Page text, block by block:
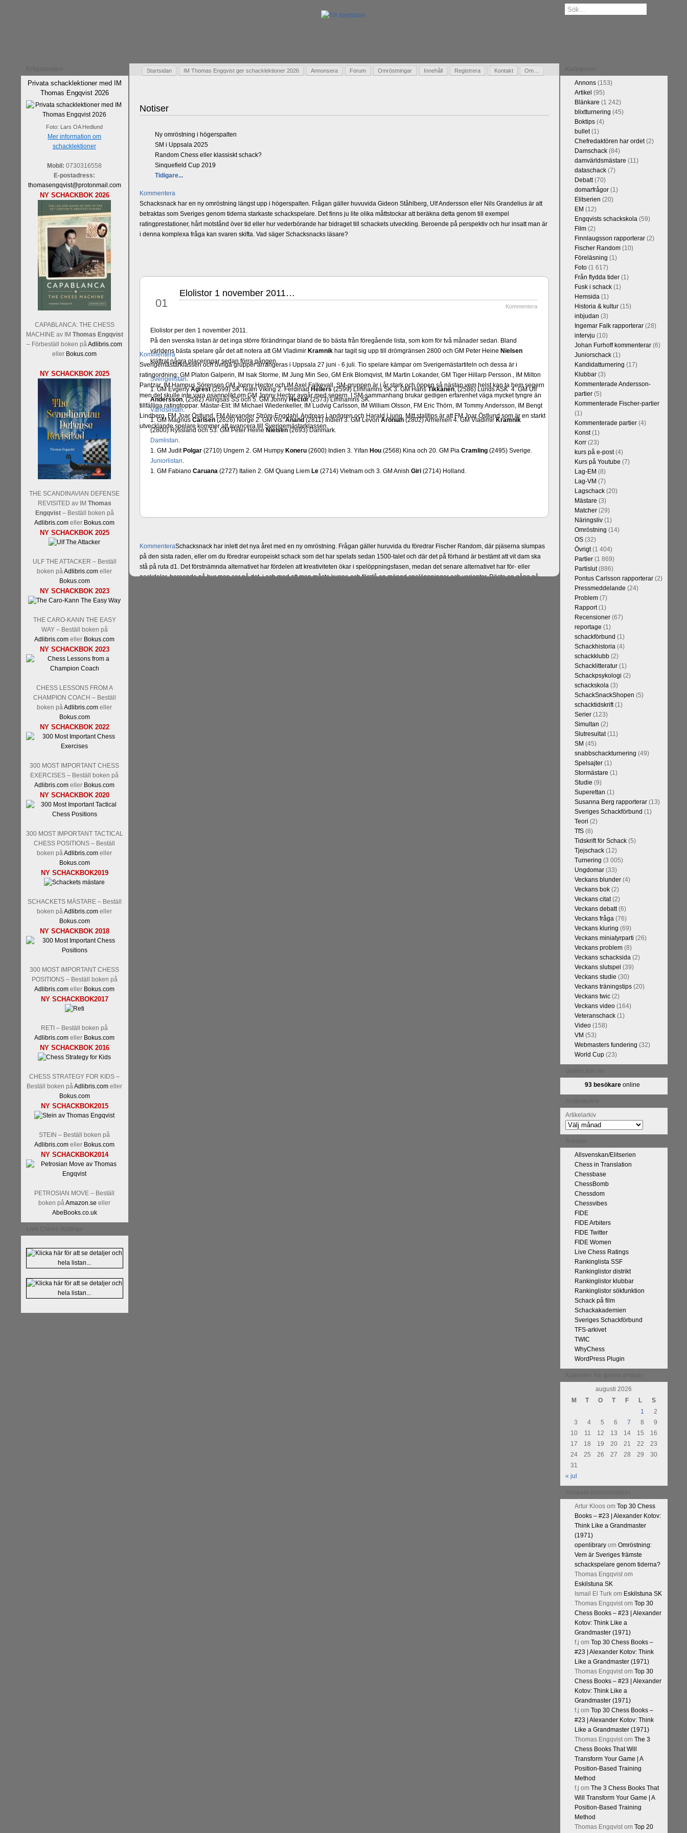
Privata schacklektioner med IM
Thomas Engqvist 2026
Foto: Lars OA Hedlund
Mer information om
schacklektioner
Mobil: 0730316558
E-postadress:
thomasengqvist@protonmail.com
NY SCHACKBOK 2026
CAPABLANCA: THE CHESS
MACHINE av IM Thomas Engqvist
– Förbeställ boken påAdlibris.com
eller Bokus.com
NY SCHACKBOK 2025
THE SCANDINAVIAN DEFENSE
REVISITED av IM Thomas
Engqvist– Beställ boken på
Adlibris.com eller Bokus.com
NY SCHACKBOK 2025
ULF THE ATTACKER – Beställ
boken på Adlibris.com eller
Bokus.com
NY SCHACKBOK 2023
THE CARO-KANN THE EASY
WAY – Beställ boken på
Adlibris.com eller Bokus.com
NY SCHACKBOK 2023
CHESS LESSONS FROM A
CHAMPION COACH – Beställ
boken på Adlibris.com eller
Bokus.com
NY SCHACKBOK 2022
300 MOST IMPORTANT CHESS
EXERCISES – Beställ boken på
Adlibris.com eller Bokus.com
NY SCHACKBOK 2020
300 MOST IMPORTANT TACTICAL
CHESS POSITIONS – Beställ
boken på Adlibris.com eller
Bokus.com
NY SCHACKBOK2019
SCHACKETS MÄSTARE – Beställ
boken på Adlibris.com eller
Bokus.com
NY SCHACKBOK 2018
300 MOST IMPORTANT CHESS
POSITIONS – Beställ boken på
Adlibris.com eller Bokus.com
NY SCHACKBOK2017
RETI – Beställ boken på
Adlibris.com eller Bokus.com
NY SCHACKBOK 2016
CHESS STRATEGY FOR KIDS –
Beställ boken på Adlibris.com eller
Bokus.com
NY SCHACKBOK2015
STEIN – Beställ boken på
Adlibris.com eller Bokus.com
NY SCHACKBOK2014
PETROSIAN MOVE – Beställ
boken på Amazon.se eller
AbeBooks.co.uk
Startsidan IM Thomas Engqvist ger schacklektioner 2026 Annonsera Forum Omröstningar Innehåll Registrera Kontakt Om…
Gästbok
Notiser
Ny omröstning i högerspalten
SM i Uppsala 2025
Random Chess eller klassiskt schack?
Sinquefield Cup 2019
Tidigare...
Kommentera
Schacksnack har en ny omröstning längst upp i högerspalten. Frågan gäller huvuvida Gideon Ståhlberg, Ulf Andersson eller Nils Grandelius är att
betraktas som Sveriges genom tiderna starkaste schackspelare. Det finns ju lite olika måttstockar att beräkna detta genom till exempel
ratingprestationer, hårt motstånd över tid eller hur vederbörande har bidraget till schackets utveckling. Beroende på perspektiv och hur insatt man är
i denna komplexa fråga kan svaren skifta. Vad säger Schacksnacks läsare?
Kommentera
Sverigemästarklassen och övriga grupper arrangeras i Uppsala 27 juni - 6 juli. Tio spelare kämpar om Sverigemästartiteln och dessa är i
ratingordning: GM Platon Galperin, IM Isak Storme, IM Jung Min Seo, GM Erik Blomqvist, IM Martin Lokander, GM Tiger Hillarp Persson., IM Milton
Pantzar, IM Hampus Sörensen GM Jonny Hector och IM Axel Falkevall. SM-gruppen är i år stark och öppen så nästan vem helst kan ta hem segern
men det skulle inte vara osannolikt om GM Jonny Hector avgår med segern. I SM-sammanhang brukar gedigen erfarenhet väga mycket tyngre än
tillfälliga ratingtoppar. Mästar-Elit: IM Michael Wiedenkeller, IM Ludvig Carlsson, IM William Olsson, FM Eric Thörn, IM Tommy Andersson, IM Bengt
Lindberg, FM Joar Östlund, FM Alexander Ström-Engdahl, Andreas Landgren och Harald Ljung. Mitt stalltips är att FM Joar Östlund som är en starkt
utvecklande spelare kommer att avancera till Sverigemästarklassen.
KommenteraSchacksnack har inlett det nya året med en ny omröstning. Frågan gäller huruvida du föredrar Fischer Random, där pjäserna slumpas
på den sista raden, eller om du föredrar europeiskt schack som det har spelats sedan 1500-talet och där det på förhand är bestämt att vit dam ska
stå på ruta d1. Det förstnämnda alternativet har fördelen att kreativiteten ökar i spelöppningsfasen, medan det senare alternativet har för- eller
nackdelar, beroende på hur man ser på det, i och med att man måste kunna och förstå en mängd spelöppningar och varianter. Rösta en gång på
01
Elolistor 1 november 2011…
Kommentera
Elolistor per den 1 november 2011.
På den svenska listan är det inga större förändringar bland de tio bästa från föregående lista, som kom för två månader sedan. Bland
världens bästa spelare går det att notera att GM Vladimir Kramnikhar tagit sig upp till drömgränsen 2800 och GM Peter Heine Nielsen
klättrat några placeringar sedan förra gången.
Sverigelistan.
1. GM EvgenyAgrest(2599) SK Team Viking 2. Ferdinad Hellers(2599) Limhamns SK 3. GM HansTikkanen, (2586) Lunds ASK 4. GM Ulf
Andersson, (2582) Alingsås SS och 5. GM JonnyHector(2573) Limhamns SK.
Världslistan.
1. GM Magnus Carlsen(2826) Norge 2. GM Vis.Anand(2811) Indien 3. GM LevonAronian(2802) Armenien 4. GM VladimirKramnik
(2800) Ryssland och 53. GM Peter Heine Nielsen(2693) Danmark.
Damlistan.
1. GM Judit Polgar(2710) Ungern 2. GM Humpy Koneru(2600) Indien 3. Yifan Hou(2568) Kina och 20. GM Pia Cramling(2495) Sverige.
Juniorlistan.
1. GM Fabiano Caruana (2727) Italien 2. GM Quang Liem Le(2714) Vietnam och 3. GM Anish Giri(2714) Holland.
Annons(153)
Artikel (95)
Blänkare (1 242)
blixtturnering (45)
Boktips(4)
bullet(1)
Chefredaktören har ordet(2)
Damschack(84)
damvärldsmästare (11)
dataschack(7)
Debatt(70)
domarfrågor(1)
Elitserien (20)
EM (12)
Engqvists schackskola(59)
Film(2)
Finnlaugsson rapporterar(2)
Fischer Random(10)
Föreläsning (1)
Foto(1 617)
Från flydda tider(1)
Fusk i schack(1)
Hemsida(1)
Historia & kultur(15)
inbjudan (3)
Ingemar Falk rapporterar(28)
intervju (10)
Johan Furhoff kommenterar(6)
Juniorschack(1)
Kandidatturnering (17)
Klubbar(3)
Kommenterade Andersson-
partier(5)
Kommenterade Fischer-partier
(1)
Kommenterade partier(4)
Konst(1)
Korr(23)
kurs på e-post(4)
Kurs på Youtube (7)
Lag-EM (8)
Lag-VM (7)
Lagschack(20)
Mästare (3)
Matcher(29)
Näringsliv(1)
Omröstning (14)
OS(32)
Övrigt(1 404)
Partier(1 869)
Partislut(886)
Pontus Carlsson rapporterar(2)
Pressmeddelande (24)
Problem(7)
Rapport(1)
Recensioner(67)
reportage (1)
schackförbund (1)
Schackhistoria(4)
schackklubb(2)
Schacklitteratur(1)
Schackpsykologi (2)
schackskola(3)
SchackSnackShopen (5)
schacktidskrift(1)
Serier(123)
Simultan (2)
Slutresultat(11)
SM (45)
snabbschackturnering (49)
Spelsajter(1)
Stormästare (1)
Studie (9)
Superettan (1)
Susanna Berg rapporterar(13)
Sveriges Schackförbund (1)
Teori (2)
TfS(8)
Tidskrift för Schack(5)
Tjejschack(12)
Turnering (3 005)
Ungdomar(33)
Veckans blunder(4)
Veckans bok(2)
Veckans citat(2)
Veckans debatt(6)
Veckans fråga(76)
Veckans kluring (69)
Veckans miniatyrparti (26)
Veckans problem(8)
Veckans schacksida(2)
Veckans slutspel (39)
Veckans studie (30)
Veckans träningstips(20)
Veckans twic(2)
Veckans video(164)
Veteranschack(1)
Video(158)
VM (53)
Webmasters fundering (32)
World Cup(23)
93 besökareonline
Artikelarkiv
Allsvenskan/Elitserien
Chess in Translation
Chessbase
ChessBomb
Chessdom
Chessvibes
FIDE
FIDE Arbiters
FIDE Twitter
FIDE Women
Live Chess Ratings
Rankinglista SSF
Rankinglistor distrikt
Rankinglistor klubbar
Rankinglistor sökfunktion
Schack på film
Schackakademien
Sveriges Schackförbund
TFS-arkivet
TWIC
WhyChess
WordPress Plugin
augusti 2026
M
T O T F L
S
1
2
3
4 5 6 7 8
9
10
11 12 13 14 15
16
17
18 19 20 21 22
23
24
25 26 27 28 29
30
31
« jul
Artur Kloosom Top 30 Chess
Books – #23 | Alexander Kotov:
Think Like a Grandmaster
(1971)
openlibraryom Omröstning:
Vem är Sveriges främste
schackspelare genom tiderna?
Thomas Engqvistom
Eskilstuna SK
Ismail El Turkom Eskilstuna SK
Thomas Engqvistom Top 30
Chess Books – #23 | Alexander
Kotov: Think Like a
Grandmaster (1971)
f.j om Top 30 Chess Books –
#23 | Alexander Kotov: Think
Like a Grandmaster (1971)
Thomas Engqvistom Top 30
Chess Books – #23 | Alexander
Kotov: Think Like a
Grandmaster (1971)
f.j om Top 30 Chess Books –
#23 | Alexander Kotov: Think
Like a Grandmaster (1971)
Thomas Engqvistom The 3
Chess Books That Will
Transform Your Game | A
Position-Based Training
Method
f.j om The 3 Chess Books That
Will Transform Your Game | A
Position-Based Training
Method
Thomas Engqvistom Top 20